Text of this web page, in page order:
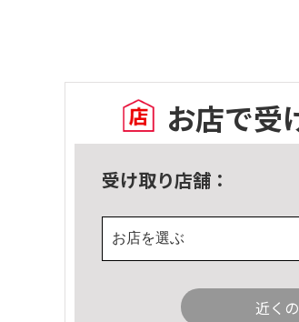
お店で受
受け取り店舗：
お店を選ぶ
近く